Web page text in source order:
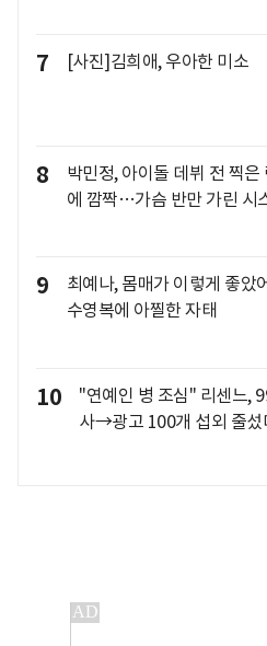
7 [사진]김희애, 우아한 미소
8
박민정, 아이돌 데뷔 전 찍은
에 깜짝…가슴 반만 가린 시
9
최예나, 몸매가 이렇게 좋았
수영복에 아찔한 자태
10
"연예인 병 조심" 리센느,
사→광고 100개 섭외 줄섰